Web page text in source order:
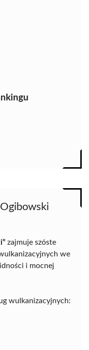
zajmuje szóste
we
i mocnej
wulkanizacyjnych: